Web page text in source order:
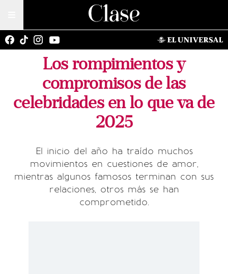
Los rompimientos y
compromisos de las
celebridades en lo que va de
2025
El inicio del año ha traído muchos
movimientos en cuestiones de amor,
mientras algunos famosos terminan con sus
relaciones, otros más se han
comprometido.